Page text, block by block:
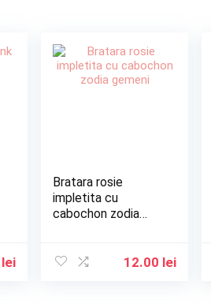
lei
Bratara rosie
impletita cu
cabochon zodia
12.00 lei